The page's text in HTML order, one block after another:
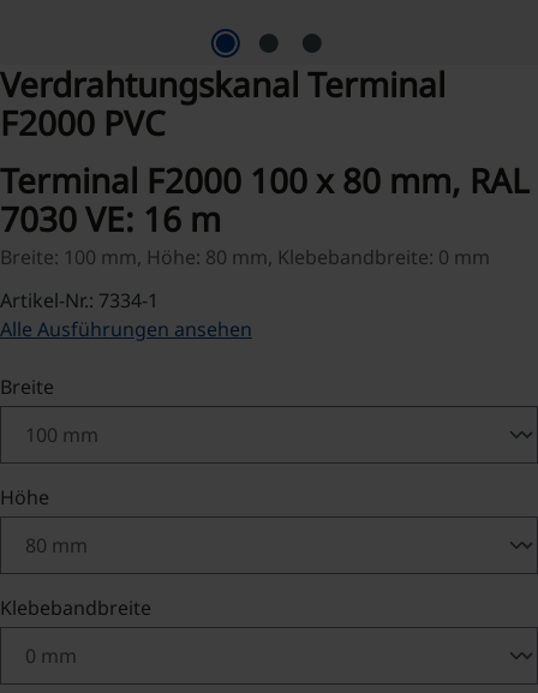
Verdrahtungskanal Terminal
F2000 PVC
Terminal F2000 100 x 80 mm, RAL
7030 VE: 16 m
Breite: 100 mm, Höhe: 80 mm, Klebebandbreite: 0 mm
Artikel-Nr.: 7334-1
Alle Ausführungen ansehen
Breite
Höhe
Klebebandbreite